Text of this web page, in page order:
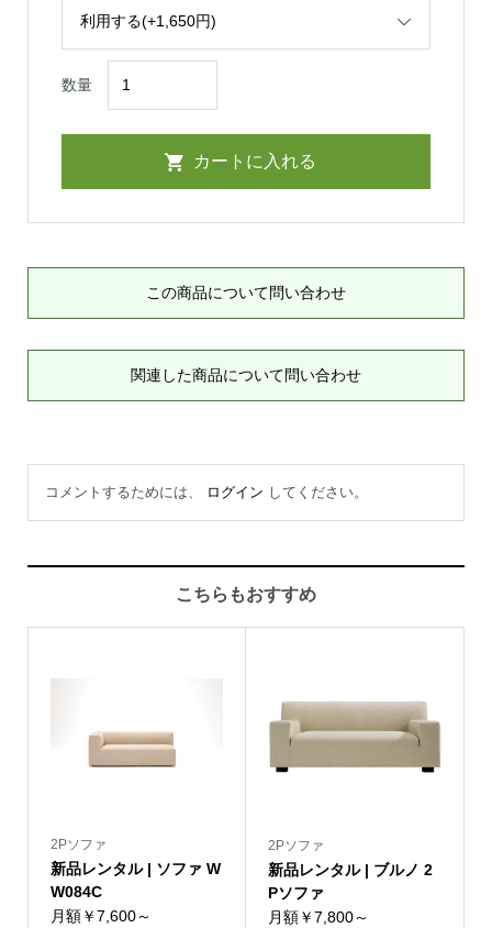
数量
この商品について問い合わせ
関連した商品について問い合わせ
コメントするためには、 ログイン してください。
こちらもおすすめ
2Pソファ
新品レンタル | ソファ W
W084C
月額￥7,600～
2Pソファ
新品レンタル | ブルノ 2
Pソファ
月額￥7,800～